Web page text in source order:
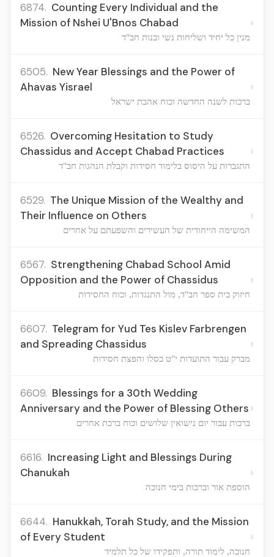
6874. Counting Every Individual and the
Mission of Nshei U'Bnos Chabad
מנין כל יחיד ושליחות נשי ובנות חב"ד
›
6505. New Year Blessings and the Power of
Ahavas Yisrael
ברכות לשנה החדשה וכוח אהבת ישראל
›
6526. Overcoming Hesitation to Study
Chassidus and Accept Chabad Practices
התגברות על היסוס בלימוד חסידות וקבלת הנהגות חב"ד
›
6529. The Unique Mission of the Wealthy and
Their Influence on Others
המשימה הייחודית של העשירים והשפעתם על אחרים
›
6567. Strengthening Chabad School Amid
Opposition and the Power of Chassidus
חיזוק בית ספר חב"ד, מול התנגדות, וכוח החסידות
›
6607. Telegram for Yud Tes Kislev Farbrengen
and Spreading Chassidus
מברק עבור התועדות י"ט כסלו והפצת חסידות
›
6609. Blessings for a 30th Wedding
Anniversary and the Power of Blessing Others
ברכות עבור יום נישואין שלושים וכוח ברכת אחרים
›
6616. Increasing Light and Blessings During
Chanukah
הוספת אור וברכות בימי חנוכה
›
6644. Hanukkah, Torah Study, and the Mission
of Every Student
חנוכה, לימוד תורה, ותפקידו של כל תלמיד
›